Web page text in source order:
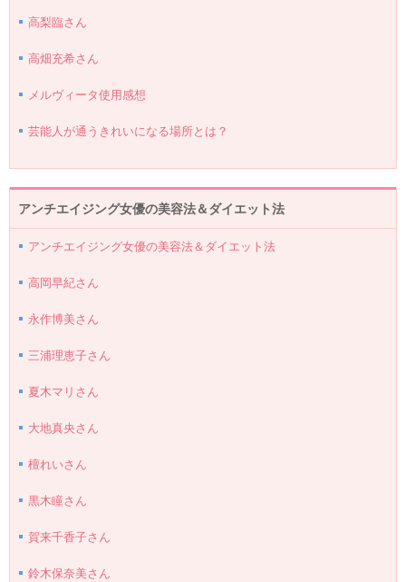
高梨臨さん
高畑充希さん
メルヴィータ使用感想
芸能人が通うきれいになる場所とは？
アンチエイジング女優の美容法＆ダイエット法
アンチエイジング女優の美容法＆ダイエット法
高岡早紀さん
永作博美さん
三浦理恵子さん
夏木マリさん
大地真央さん
檀れいさん
黒木瞳さん
賀来千香子さん
鈴木保奈美さん